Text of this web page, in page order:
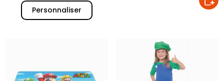
Personnaliser